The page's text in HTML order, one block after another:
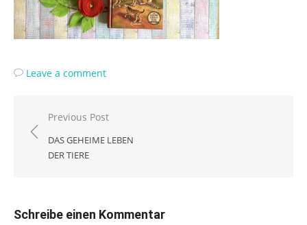
Leave a comment
Beitragsnavigation
Previous Post
DAS GEHEIME LEBEN
DER TIERE
Schreibe einen Kommentar